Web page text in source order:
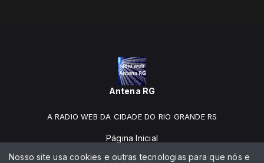
Antena RG
A RADIO WEB DA CIDADE DO RIO GRANDE RS
Página Inicial
Programação
Nosso site usa cookies e outras tecnologias para que nós e